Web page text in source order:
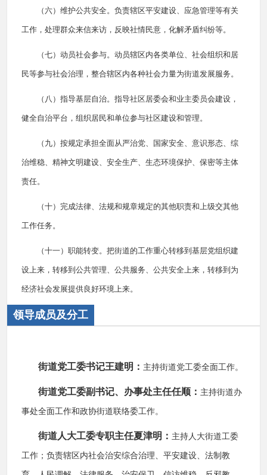
（六）维护公共安全。负责辖区平安建设、应急管理等有关
工作，处理群众来信来访，反映社情民意，化解矛盾纠纷等。
（七）动员社会参与。动员辖区内各类单位、社会组织和居
民等参与社会治理，整合辖区内各种社会力量为街道发展服务。
（八）指导基层自治。指导社区居委会和业主委员会建设，
健全自治平台，组织居民和单位参与社区建设和管理。
（九）按规定承担全面从严治党、国家安全、意识形态、综
治维稳、精神文明建设、安全生产、生态环境保护、保密等主体
责任。
（十）完成法律、法规和规章规定的其他职责和上级交其他
工作任务。
（十一）职能转变。把街道的工作重心转移到基层党组织建
设上来，转移到公共管理、公共服务、公共安全上来，转移到为
经济社会发展提供良好环境上来。
领导成员及分工
街道党工委书记王建明： 主持街道党工委全面工作。
街道党工委副书记、办事处主任任顺： 主持街道办
事处全面工作和政协街道联络委工作。
街道人大工委专职主任夏津明： 主持人大街道工委
工作；负责辖区内社会治安综合治理、平安建设、法制教